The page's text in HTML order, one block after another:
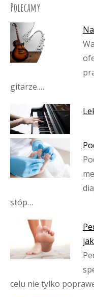
Polecamy
gitarze.…
stóp…
celu nie tylko